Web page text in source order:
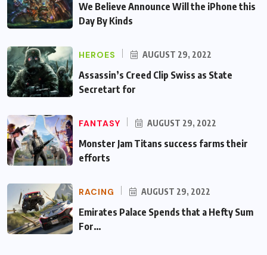
We Believe Announce Will the iPhone this
Day By Kinds
HEROES AUGUST 29, 2022
Assassin’s Creed Clip Swiss as State
Secretart for
FANTASY AUGUST 29, 2022
Monster Jam Titans success farms their
efforts
RACING AUGUST 29, 2022
Emirates Palace Spends that a Hefty Sum
For…